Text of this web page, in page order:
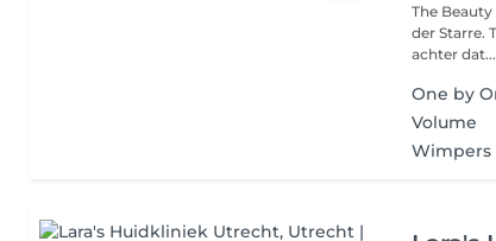
The
der Starre.
achter dat...
One by
Volume
Wimpers